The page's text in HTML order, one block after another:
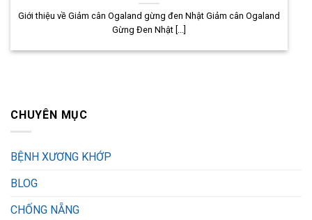
Giới thiệu về Giảm cân Ogaland gừng đen Nhật Giảm cân Ogaland
Gừng Đen Nhật [...]
CHUYÊN MỤC
BỆNH XƯƠNG KHỚP
BLOG
CHỐNG NẴNG